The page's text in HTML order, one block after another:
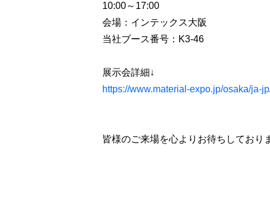
10:00～17:00
会場：インテックス大阪
当社ブース番号：K3-46
展示会詳細↓
https://www.material-expo.jp/osaka/ja-
皆様のご来場を心よりお待ちしており